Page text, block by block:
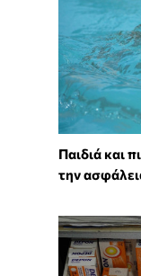
Παιδιά και
την